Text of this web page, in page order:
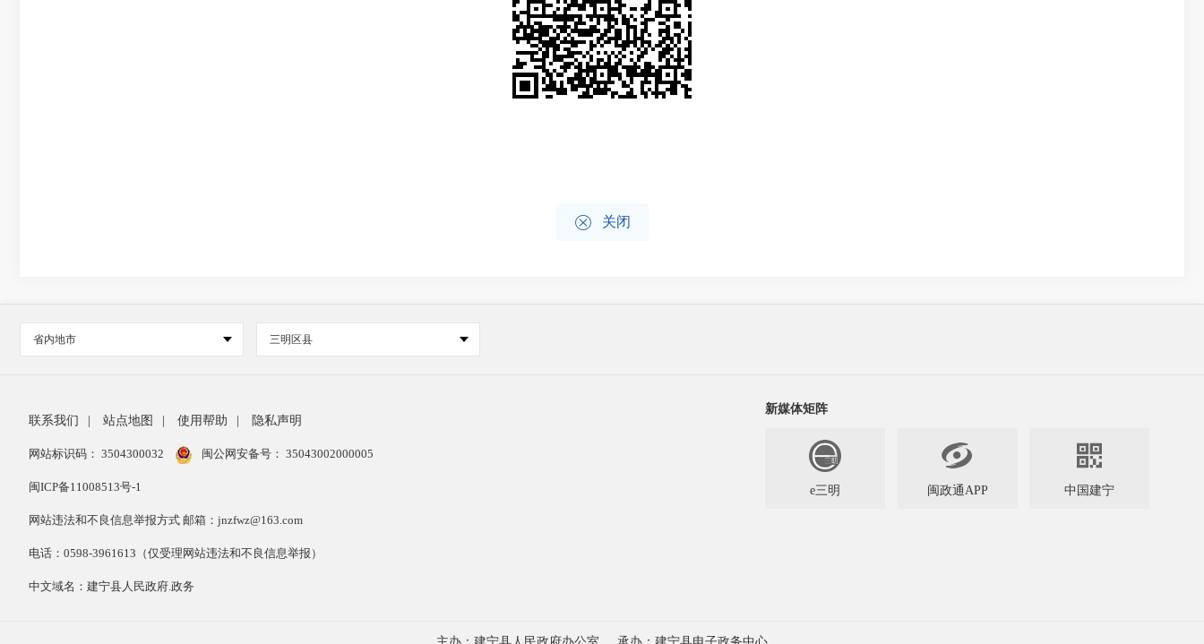
 关闭
省内地市 三明区县
联系我们 站点地图 使用帮助 隐私声明
网站标识码： 3504300032 闽公网安备号： 35043002000005
闽ICP备11008513号-1
网站违法和不良信息举报方式 邮箱：jnzfwz@163.com
电话：0598-3961613（仅受理网站违法和不良信息举报）
中文域名：建宁县人民政府.政务
新媒体矩阵
e三明

闽政通APP

中国建宁